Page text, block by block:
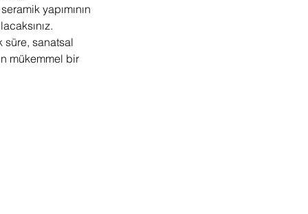
yapımının
süre, sanatsal
mükemmel bir